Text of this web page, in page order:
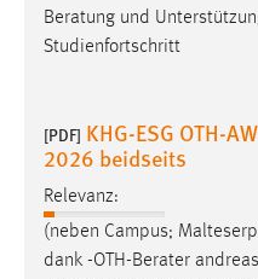
Beratung und
Studienfortschritt
[PDF] KHG-ESG OTH-
2026 beidseits
Relevanz:
(neben Campus;
dank -OTH-Berater